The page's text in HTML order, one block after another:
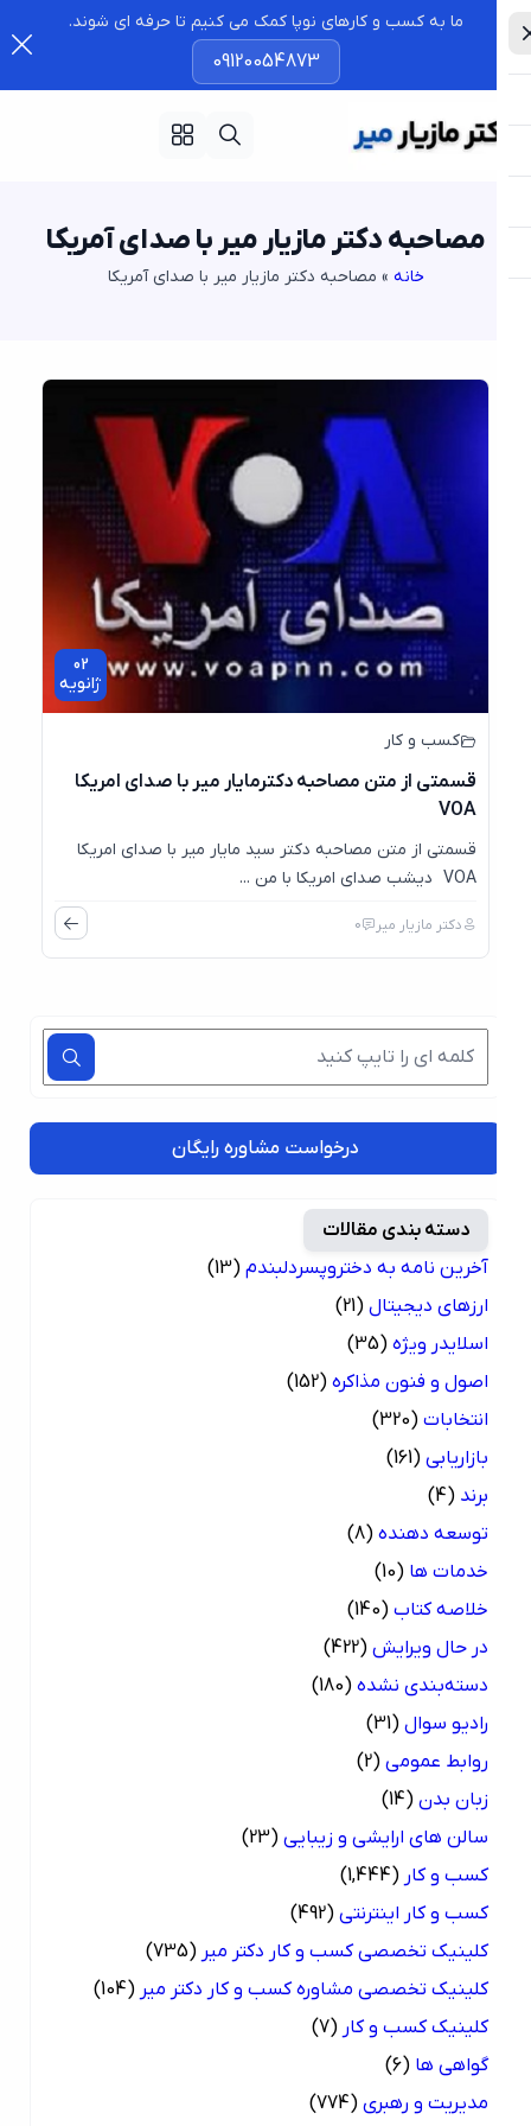
ما به کسب و کارهای نوپا کمک می کنیم تا حرفه ای شوند.
09120054873
مصاحبه دکتر مازیار میر با صدای آمریکا
»مصاحبه دکتر مازیار میر با صدای آمریکا
02
ژانویه
کسب و کار
قسمتی از متن مصاحبه دکترمایار میر با صدای امریکا
VOA
قسمتی از متن مصاحبه دکتر سید مایار میر با صدای امریکا
دکتر مازیار میر 0
درخواست مشاوره رایگان
دسته بندی مقالات
آخرین نامه به دختروپسردلبندم (13)
ارزهای دیجیتال (21)
اسلایدر ویژه (35)
اصول و فنون مذاکره (152)
انتخابات (320)
بازاریابی (161)
(4)
توسعه دهنده (8)
خدمات ها (10)
خلاصه کتاب (140)
در حال ویرایش (422)
دسته‌بندی نشده (180)
رادیو سوال (31)
روابط عمومی (2)
زبان بدن (14)
سالن های ارایشی و زیبایی (23)
کسب و کار (1,444)
کسب و کار اینترنتی (492)
کلینیک تخصصی کسب و کار دکتر میر (735)
کلینیک تخصصی مشاوره کسب و کار دکتر میر (104)
کلینیک کسب و کار (7)
گواهی ها (6)
مدیریت و رهبری (774)